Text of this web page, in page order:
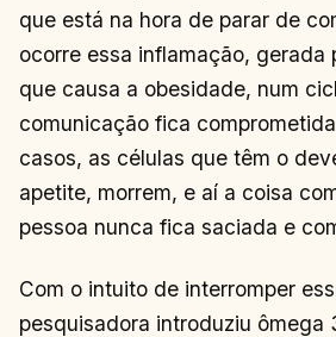
que está na hora de parar de
ocorre essa inflamação, gerada
que causa a obesidade, num
comunicação fica
casos, as células que têm o
apetite, morrem, e aí a coisa
pessoa nunca fica saciada e
Com o intuito de interromper
pesquisadora introduziu ômega